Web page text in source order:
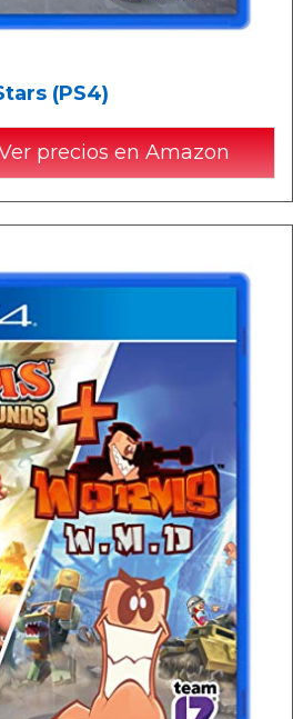
(PS4)
precios en Amazon